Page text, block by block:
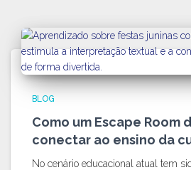
BLOG
Como um Escape Room
conectar ao ensino da
No cenário educacional atual tem